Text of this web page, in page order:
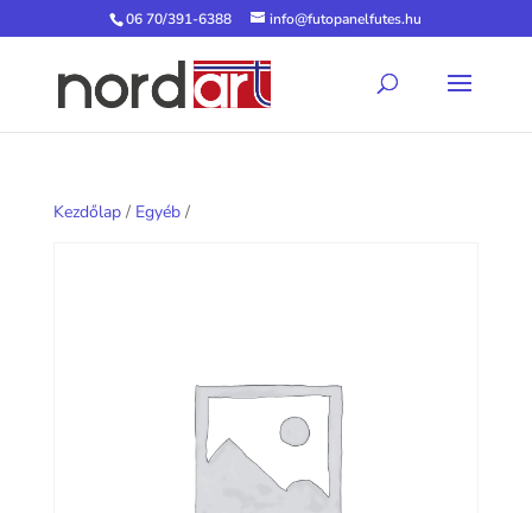
06 70/391-6388 info@futopanelfutes.hu
Kezdőlap/ Egyéb/